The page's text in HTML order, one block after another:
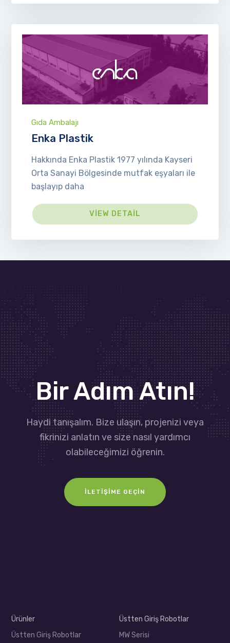
Gıda Ambalajı
Enka Plastik
Hakkında Enka Plastik 1977 yılında Kayseri
Orta Sanayi Bölgesinde mutfak eşyaları ile
başlayıp daha
VIEW DETAIL
Bir Adım Atın!
Haydi tanışalım. Bize ulaşın, projenizi veya
fikrinizi anlatın ve size nasıl yardımcı
olabileceğimizi öğrenin.
İLETIŞIME GEÇIN
Ürünler
Üstten Giriş Robotlar
Üstten Giriş Robotlar
MW Serisi